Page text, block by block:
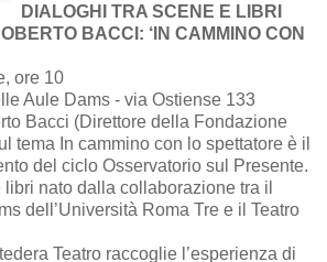
DIALOGHI TRA SCENE E LIBRI
BACCI: ‘IN CAMMINO CON
ore 10
Aule Dams - via Ostiense 133
Bacci (Direttore della Fondazione
tema In cammino con lo spettatore è il
del ciclo Osservatorio sul Presente.
nato dalla collaborazione tra il
dell’Università Roma Tre e il Teatro
Teatro raccoglie l’esperienza di